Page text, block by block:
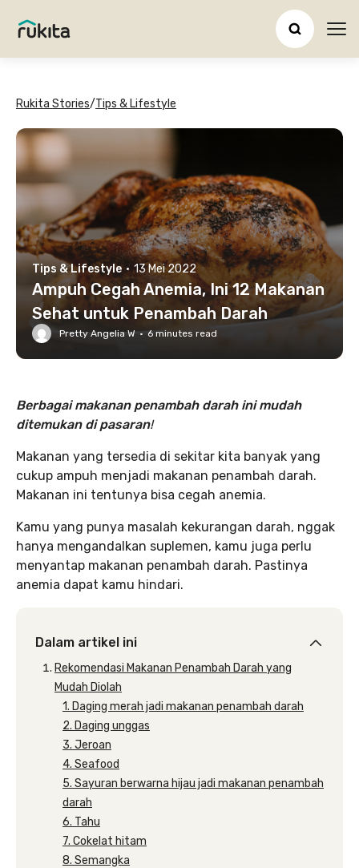
Rukita Stories/Tips & Lifestyle
Tips & Lifestyle · 13 Mei 2022
Ampuh Cegah Anemia, Ini 12 Makanan
Sehat untuk Penambah Darah
Pretty Angelia W · 6minutes read
Berbagai makanan penambah darah ini mudah
ditemukan di pasaran!
Makanan yang tersedia di sekitar kita banyak yang
cukup ampuh menjadi makanan penambah darah.
Makanan ini tentunya bisa cegah anemia.
Kamu yang punya masalah kekurangan darah, nggak
hanya mengandalkan suplemen, kamu juga perlu
menyantap makanan penambah darah. Pastinya
anemia dapat kamu hindari.
Dalam artikel ini
Rekomendasi Makanan Penambah Darah yang
Mudah Diolah
1. Daging merah jadi makanan penambah darah
2. Daging unggas
3. Jeroan
4. Seafood
5. Sayuran berwarna hijau jadi makanan penambah
darah
6. Tahu
7. Cokelat hitam
8. Semangka